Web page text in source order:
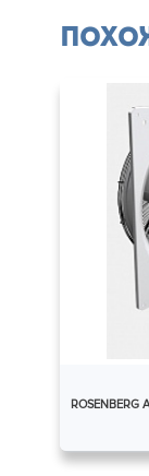
ROSENBERG